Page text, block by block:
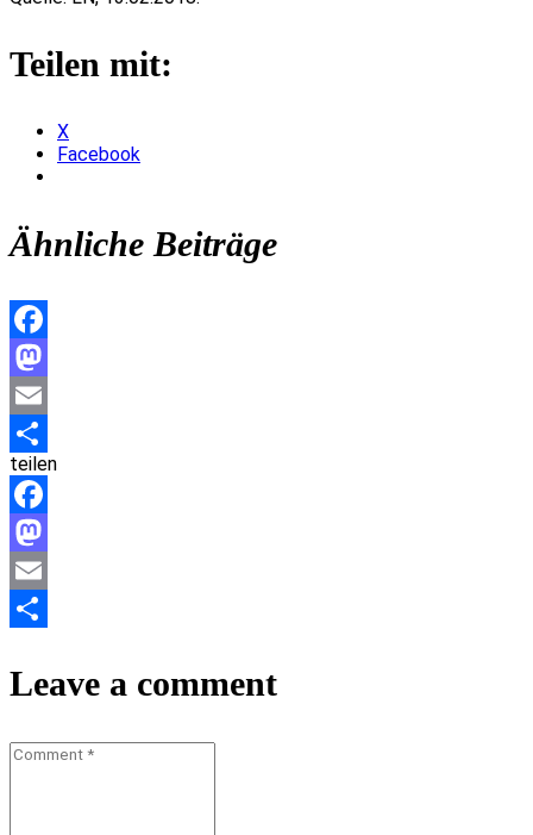
Teilen mit:
X
Facebook
Ähnliche Beiträge
Facebook
Mastodon
Email
Teilen
teilen
Facebook
Mastodon
Email
Leave a comment